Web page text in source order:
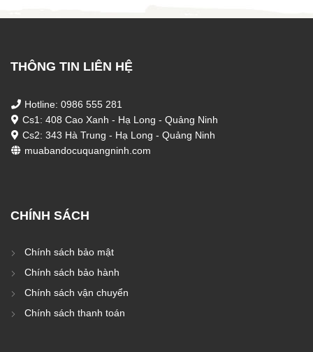
THÔNG TIN LIÊN HỆ
Hotline: 0986 555 281
Cs1: 408 Cao Xanh - Hạ Long - Quảng Ninh
Cs2: 343 Hà Trung - Hạ Long - Quảng Ninh
muabandocuquangninh.com
CHÍNH SÁCH
Chính sách bảo mật
Chính sách bảo hành
Chính sách vận chuyển
Chính sách thanh toán